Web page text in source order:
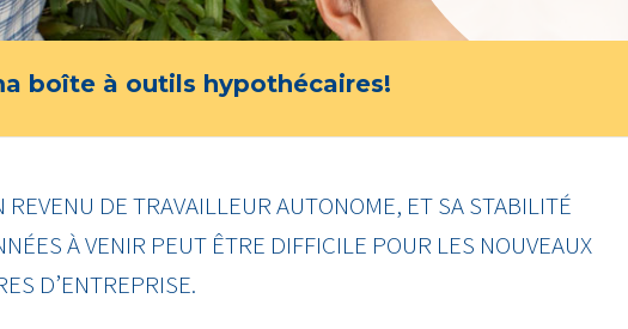
boîte à outils hypothécaires!
REVENU DE TRAVAILLEUR AUTONOME, ET SA STABILITÉ
À VENIR PEUT ÊTRE DIFFICILE POUR LES NOUVEAUX
D’ENTREPRISE.